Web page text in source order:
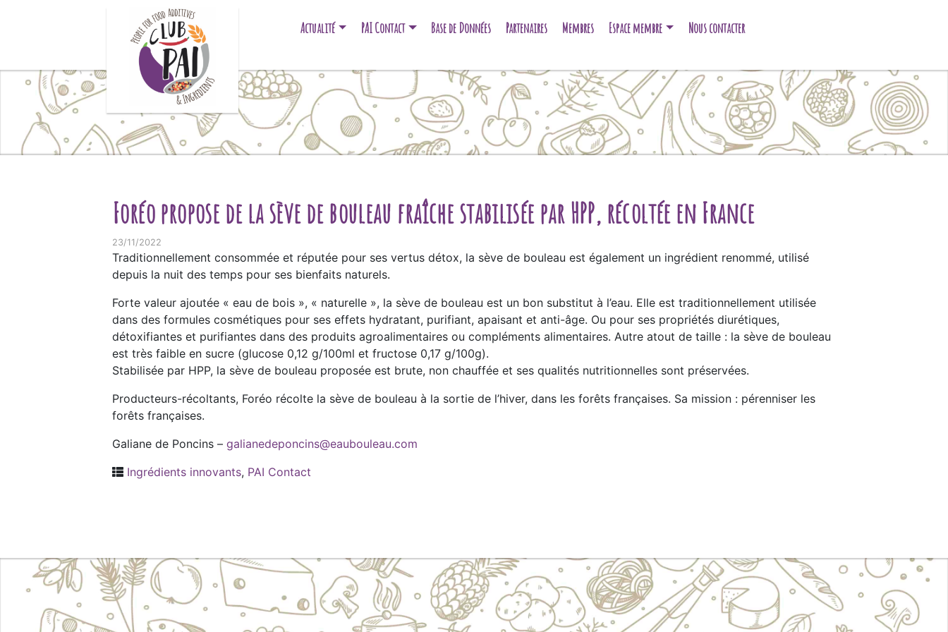
Actualité PAI Contact Base de Données Partenaires Membres Espace membre Nous contacter
Foréo propose de la sève de bouleau fraîche stabilisée par HPP, récoltée en France
23/11/2022
Traditionnellement consommée et réputée pour ses vertus détox, la sève de bouleau est également un ingrédient renommé, utilisé
depuis la nuit des temps pour ses bienfaits naturels.
Forte valeur ajoutée « eau de bois », « naturelle », la sève de bouleau est un bon substitut à l’eau. Elle est traditionnellement utilisée
dans des formules cosmétiques pour ses effets hydratant, purifiant, apaisant et anti-âge. Ou pour ses propriétés diurétiques,
détoxifiantes et purifiantes dans des produits agroalimentaires ou compléments alimentaires. Autre atout de taille : la sève de bouleau
est très faible en sucre (glucose 0,12 g/100ml et fructose 0,17 g/100g).
Stabilisée par HPP, la sève de bouleau proposée est brute, non chauffée et ses qualités nutritionnelles sont préservées.
Producteurs-récoltants, Foréo récolte la sève de bouleau à la sortie de l’hiver, dans les forêts françaises. Sa mission : pérenniser les
forêts françaises.
Galiane de Poncins – galianedeponcins@eaubouleau.com
Ingrédients innovants, PAI Contact